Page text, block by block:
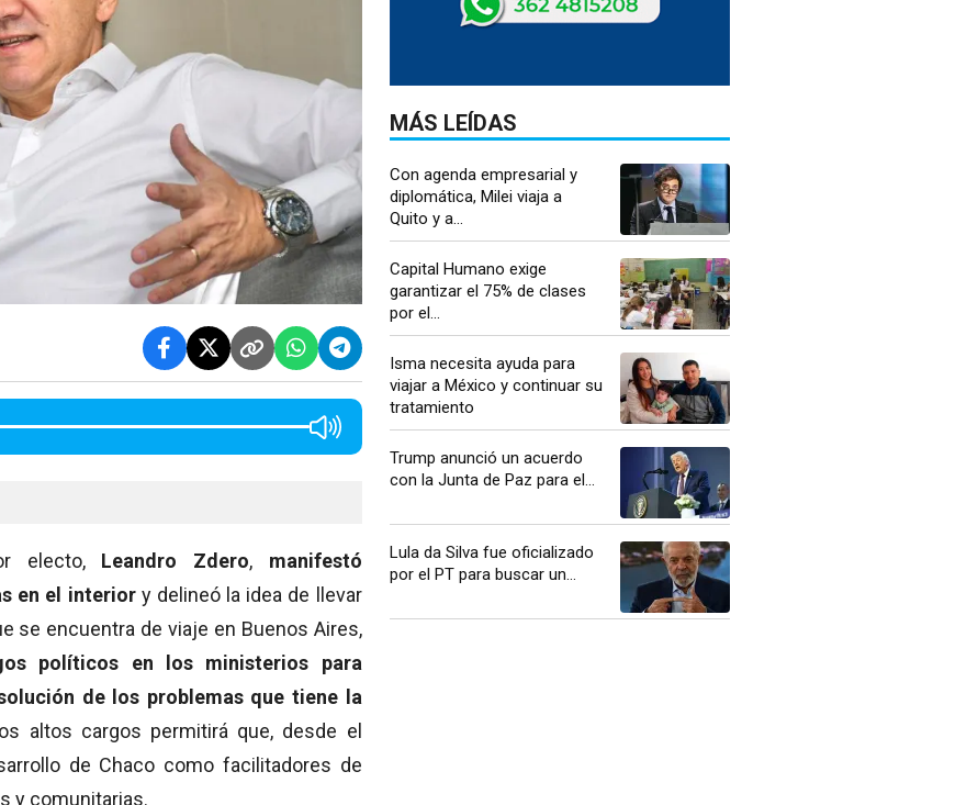
electo, Leandro Zdero, manifestó
en el interiory delineó la idea de llevar
se encuentra de viaje en Buenos Aires,
políticos en los ministerios para
de los problemas que tiene la
altos cargos permitirá que, desde el
de Chaco como facilitadores de
y comunitarias.
MÁS LEÍDAS
Con agenda empresarial y
diplomática, Milei viaja a
Quito y a...
Capital Humano exige
garantizar el 75% de clases
por el...
Isma necesita ayuda para
viajar a México y continuar su
tratamiento
Trump anunció un acuerdo
con la Junta de Paz para el...
Lula da Silva fue oficializado
por el PT para buscar un...